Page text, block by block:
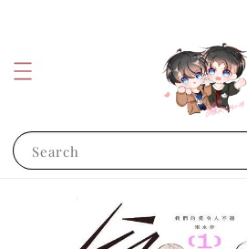
Search